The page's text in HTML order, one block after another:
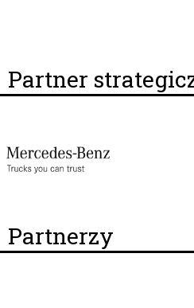
Partner
Partnerzy